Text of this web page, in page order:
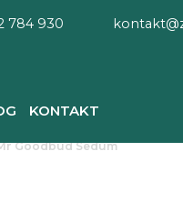
784 930
KONTAKT
Goodbud Sedum